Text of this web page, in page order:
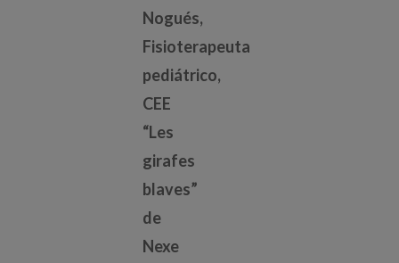
Nogués,
Fisioterapeuta
pediátrico,
CEE
“Les
girafes
blaves”
de
Nexe